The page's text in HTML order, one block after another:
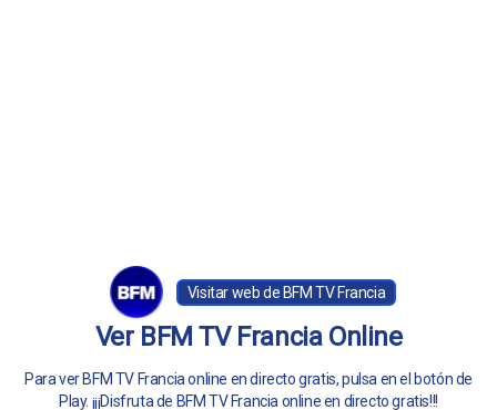
Visitar web de BFM TV Francia
Ver BFM TV Francia Online
Para ver BFM TV Francia online en directo gratis, pulsa en el botón de
Play. ¡¡¡Disfruta de BFM TV Francia online en directo gratis!!!